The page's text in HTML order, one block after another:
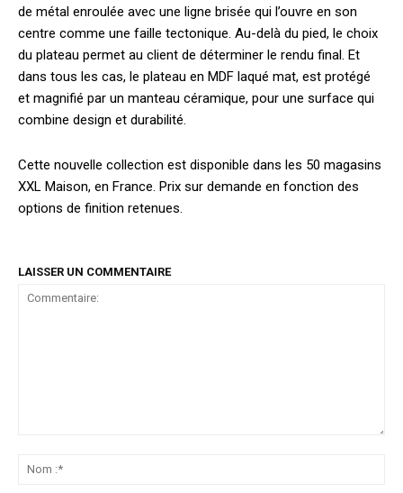
de métal enroulée avec une ligne brisée qui l’ouvre en son
centre comme une faille tectonique. Au-delà du pied, le choix
du plateau permet au client de déterminer le rendu final. Et
dans tous les cas, le plateau en MDF laqué mat, est protégé
et magnifié par un manteau céramique, pour une surface qui
combine design et durabilité.
Cette nouvelle collection est disponible dans les 50 magasins
XXL Maison, en France. Prix sur demande en fonction des
options de finition retenues.
LAISSER UN COMMENTAIRE